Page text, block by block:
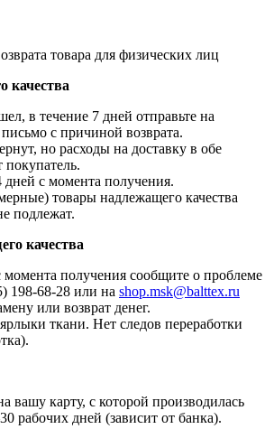
товара для физических лиц
качества
в течение 7 дней отправьте на
письмо с причиной возврата.
но расходы на доставку в обе
покупатель.
с момента получения.
товары надлежащего качества
подлежат.
качества
момента получения сообщите о проблеме
198-68-28 или на shop.msk@balttex.ru
или возврат денег.
ткани. Нет следов переработки
вашу карту, с которой производилась
рабочих дней (зависит от банка).